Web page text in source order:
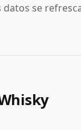
datos se